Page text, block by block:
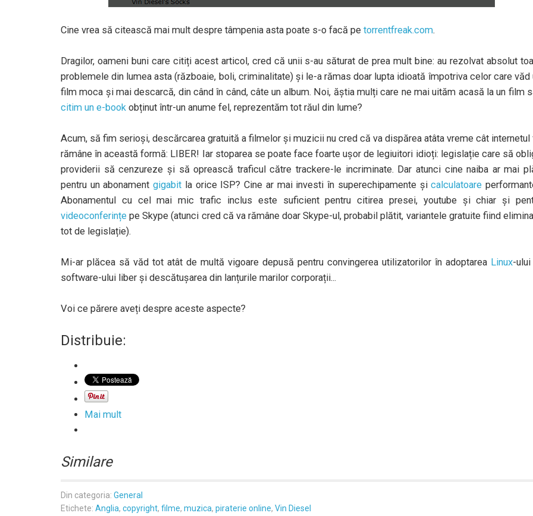
Cine vrea să citească mai mult despre tâmpenia asta poate s-o facă pe torrentfreak.com.
Dragilor, oameni buni care citiți acest articol, cred că unii s-au săturat de prea mult bine: au rezolvat absolut
problemele din lumea asta (războaie, boli, criminalitate) și le-a rămas doar lupta idioată împotriva celor care văd
film moca și mai descarcă, din când în când, câte un album. Noi, ăștia mulți care ne mai uităm acasă la un film
citim un e-book obținut într-un anume fel, reprezentăm tot răul din lume?
Acum, să fim serioși, descărcarea gratuită a filmelor și muzicii nu cred că va dispărea atâta vreme cât internetul
rămâne în această formă: LIBER! Iar stoparea se poate face foarte ușor de legiuitori idioți: legislație care să
providerii să cenzureze și să oprească traficul către trackere-le incriminate. Dar atunci cine naiba ar mai
pentru un abonamentgigabit la orice ISP? Cine ar mai investi în superechipamente șicalculatoare
Abonamentul cu cel mai mic trafic inclus este suficient pentru citirea presei, youtube și chiar și
videoconferințe pe Skype (atunci cred că va rămâne doar Skype-ul, probabil plătit, variantele gratuite fiind
tot de legislație).
Mi-ar plăcea să văd tot atât de multă vigoare depusă pentru convingerea utilizatorilor în adoptarea Linux-
software-ului liber și descătușarea din lanțurile marilor corporații...
Voi ce părere aveți despre aceste aspecte?
Distribuie:
Mai mult
Similare
Din categoria: General
Etichete: Anglia, copyright, filme, muzica, piraterie online, Vin Diesel